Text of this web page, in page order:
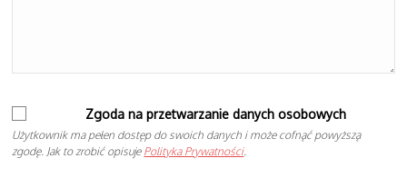
Zgoda na przetwarzanie danych osobowych
Użytkownik ma pełen dostęp do swoich danych i może cofnąć powyższą
zgodę. Jak to zrobić opisuje Polityka Prywatności.